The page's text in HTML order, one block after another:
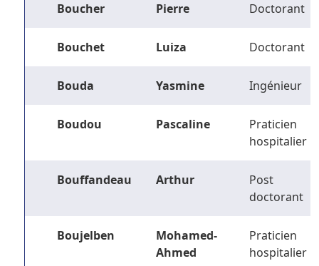
Boucher Pierre Doctorant
Bouchet Luiza Doctorant
Bouda Yasmine Ingénieur
Boudou Pascaline
Praticien
hospitalier
Bouffandeau Arthur
Post
doctorant
Boujelben
Mohamed-
Ahmed
Praticien
hospitalier